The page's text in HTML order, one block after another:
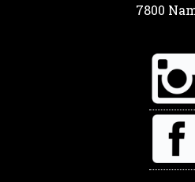
7800